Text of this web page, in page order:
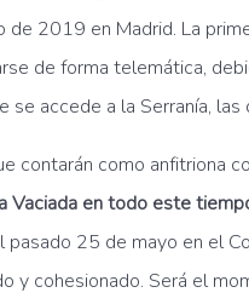
de 2019 en Madrid. La
de forma telemática,
se accede a la Serranía,
contarán como anfitriona
Vaciada en todo este
25 de mayo en el
y cohesionado. Será el